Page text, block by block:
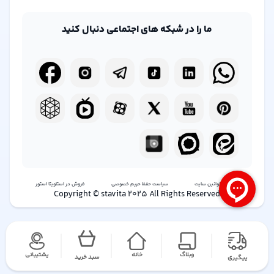
پشتیبانی سبد خرید خانه وبلاگ پیگیری
ما را در شبکه های اجتماعی دنبال کنید
شرایط و قوانین سایت سیاست حفظ حریم خصوصی فروش در استاویتا استور
Copyright © stavita 2025 All Rights Reserved